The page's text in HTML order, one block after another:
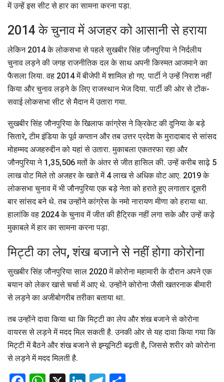
में उन्हें इस सीट से हार का सामना करना पड़ा.
2014 के चुनाव में अजहर को आसानी से हराया
लेकिन 2014 के लोकसभा से पहले सुखबीर सिंह जौनपुरिया ने निर्दलीय
चुनाव लड़ने की जगह राजनीतिक दल के साथ अपनी किस्मत आजमाने का
फैसला लिया. वह 2014 में बीजेपी में शामिल हो गए. पार्टी ने उन्हें निराश नहीं
किया और चुनाव लड़ने के लिए राजस्थान भेज दिया. पार्टी की ओर से टोंक-
सवाई लोकसभा सीट से मैदान में उतारा गया.
सुखबीर सिंह जौनपुरिया के खिलाफ कांग्रेस ने क्रिकेट की दुनिया के बड़े
सितारे, टीम इंडिया के पूर्व कप्तान और तब उत्तर प्रदेश के मुरादाबाद से सांसद
मोहम्मद अजहरुद्दीन को यहां से उतारा. मुकाबला एकतरफा रहा और
जौनपुरिया ने 1,35,506 मतों के अंतर से जीत हासिल की. उन्हें करीब साढ़े 5
लाख वोट मिले तो अजहर के खाते में 4 लाख से अधिक वोट आए. 2019 के
लोकसभा चुनाव में भी जौनपुरिया एक बड़े नेता को हराते हुए लगातार दूसरी
बार सांसद बने थे. तब उन्होंने कांग्रेस के नमो नारायण मीणा को हराया था.
हालांकि वह 2024 के चुनाव में जीत की हैट्रिक नहीं लगा सके और उन्हें कड़े
मुकाबले में हार का सामना करना पड़ा.
मिट्टी का लेप, शंख बजाने से नहीं होगा कोरोना
सुखबीर सिंह जौनपुरिया साल 2020 में कोरोना महामारी के दौरान अपने एक
बयान को लेकर खासे चर्चा में आए थे. उन्होंने कोरोना जैसी खतरनाक बीमारी
से लड़ने का अजीबोगरीब तरीका बताया था.
तब उन्होंने दावा किया था कि मिट्टी का लेप और शंख बजाने से कोरोना
वायरस से लड़ने में मदद मिल सकती है. उनकी ओर से यह दावा किया गया कि
मिट्टी में बैठने और शंख बजाने से इम्यूनिटी बढ़ती है, जिससे शरीर को कोरोना
से लड़ने में मदद मिलती है.